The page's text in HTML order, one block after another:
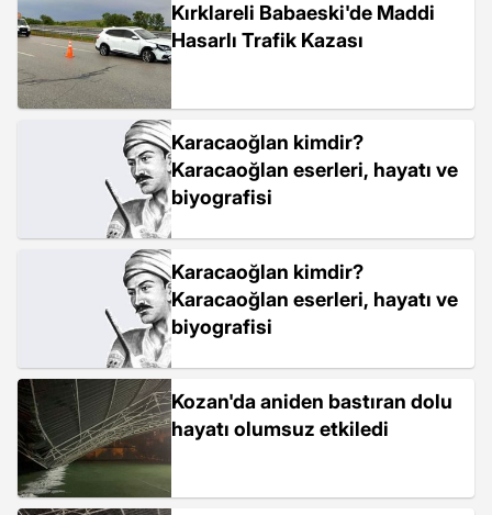
Kırklareli Babaeski'de Maddi
Hasarlı Trafik Kazası
Karacaoğlan kimdir?
Karacaoğlan eserleri, hayatı ve
biyografisi
Karacaoğlan kimdir?
Karacaoğlan eserleri, hayatı ve
biyografisi
Kozan'da aniden bastıran dolu
hayatı olumsuz etkiledi